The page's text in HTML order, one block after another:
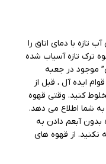
تازه با دمای اتاق را
کامل قهوه ترک تازه آسیاب شده
موجود در جعبه
ایده آل ، قبل از
کنید. وقتی قهوه
شما اطلاع می دهد.
بدون آبعم دادن به
نکنید. از قهوه های